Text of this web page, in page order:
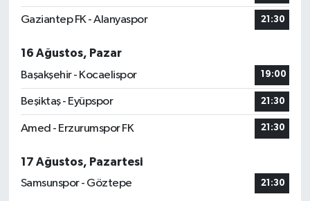
Gaziantep FK - Alanyaspor 21:30
16 Ağustos, Pazar
Başakşehir - Kocaelispor
19:00
Beşiktaş - Eyüpspor 21:30
Amed - Erzurumspor FK 21:30
17 Ağustos, Pazartesi
Samsunspor - Göztepe
21:30